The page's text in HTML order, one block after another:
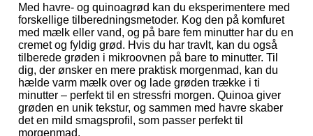
Med havre- og quinoagrød kan du eksperimentere med
forskellige tilberedningsmetoder. Kog den på komfuret
med mælk eller vand, og på bare fem minutter har du en
cremet og fyldig grød. Hvis du har travlt, kan du også
tilberede grøden i mikroovnen på bare to minutter. Til
dig, der ønsker en mere praktisk morgenmad, kan du
hælde varm mælk over og lade grøden trække i ti
minutter – perfekt til en stressfri morgen. Quinoa giver
grøden en unik tekstur, og sammen med havre skaber
det en mild smagsprofil, som passer perfekt til
morgenmad.